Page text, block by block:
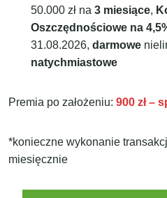
50.000 zł na3 miesiące,
Oszczędnościowe na
31.08.2026,darmowe
natychmiastowe
Premia po założeniu:900 zł –
*konieczne wykonanie
miesięcznie